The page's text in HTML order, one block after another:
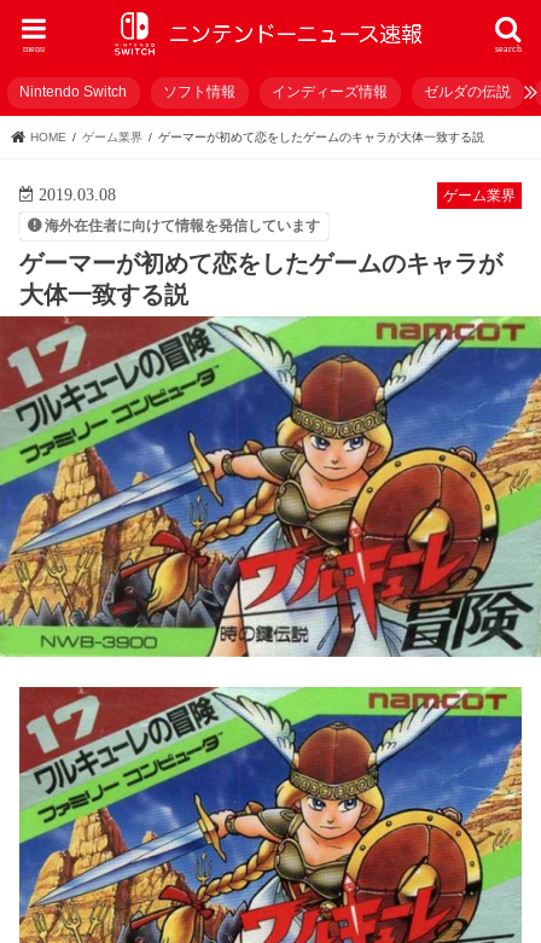
search
menu
Nintendo Switch ソフト情報 インディーズ情報 ゼルダの伝説
HOME ゲーム業界 ゲーマーが初めて恋をしたゲームのキャラが大体一致する説
ゲーム業界
2019.03.08
海外在住者に向けて情報を発信しています
ゲーマーが初めて恋をしたゲームのキャラが
大体一致する説